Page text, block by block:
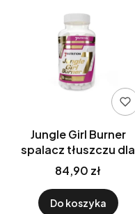
Jungle Girl Burner
spalacz tłuszczu dla
kobiet 120 kaps.
7Nutrition
84,90 zł
Do koszyka